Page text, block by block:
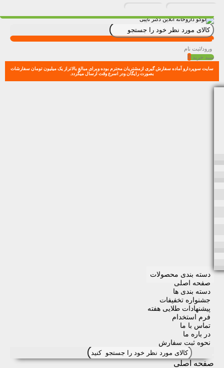
ورود/ثبت نام
سبد خرید 0
سایت سوپردارو آماده سفارش گیری ازمشتریان محترم بوده وبرای مبالغ بالاتراز یک میلیون تومان سفارشات
بصورت رایگان ودر اسرع وقت ارسال میگردد.
دسته بندی محصولات
صفحه اصلی
دسته بندی ها
جشنواره تخفیفات
پیشنهادات طلایی هفته
فرم استخدام
تماس با ما
در باره ما
نحوه ثبت سفارش
صفحه اصلی